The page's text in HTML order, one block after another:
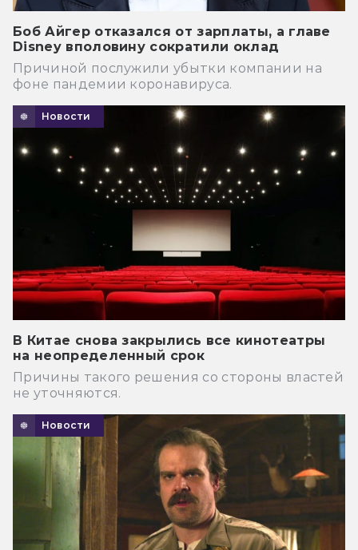
Боб Айгер отказался от зарплаты, а главе
Disney вполовину сократили оклад
Причиной послужили убытки компании на
фоне пандемии коронавируса.
Новости
В Китае снова закрылись все кинотеатры
на неопределенный срок
Причины такого решения со стороны властей
не уточняются.
Новости